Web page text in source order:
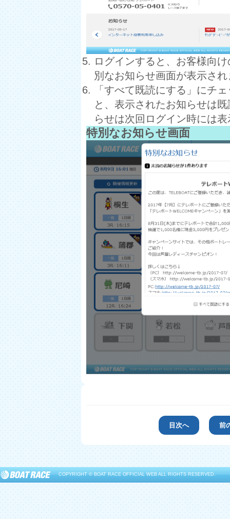
ログインすると、お客様向
別なお知らせ画面が表示さ
「すべて既読にする」にチ
と、表示されたお知らせは
らせは次回ログイン時には
特別なお知らせ画面
目次へ 前
COPYRIGHT © BOAT RACE OFFICIAL WEB ALL RIGHTS RESERVED.